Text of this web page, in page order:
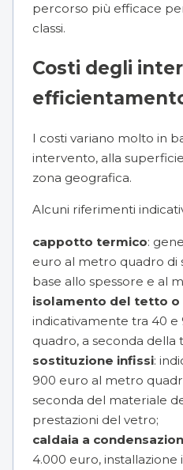
percorso più efficace
classi.
Costi degli
I costi variano molto in
intervento, alla
zona geografica.
Alcuni riferimenti
cappotto termico:
euro al metro quadro di
base allo spessore e al
isolamento del tetto
indicativamente tra 40
quadro, a seconda della
sostituzione infissi:
900 euro al metro
seconda del materiale
prestazioni del vetro;
caldaia a
4.000 euro, installazione